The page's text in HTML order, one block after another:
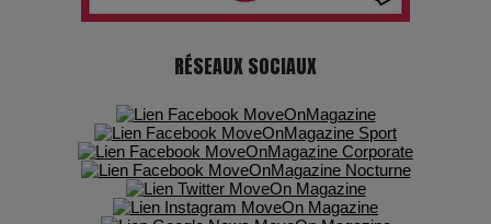
Adieu Jean-Pat : rire au bord du précipice
Pharaonic Festival 2025 : 10 ans d’électro sous les
montagnes, une fête à ne pas manquer
RÉSEAUX SOCIAUX